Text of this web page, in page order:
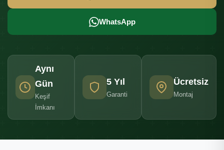
WhatsApp
Aynı
Gün
Keşif
İmkanı
5 Yıl
Garanti
Ücretsiz
Montaj